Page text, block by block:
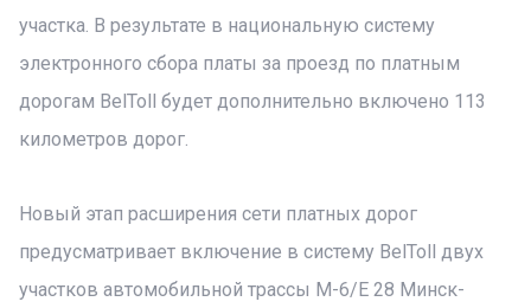
участка. В результате в национальную систему
электронного сбора платы за проезд по платным
дорогам BelToll будет дополнительно включено 113
километров дорог.
Новый этап расширения сети платных дорог
предусматривает включение в систему BelToll двух
участков автомобильной трассы М-6/Е 28 Минск-